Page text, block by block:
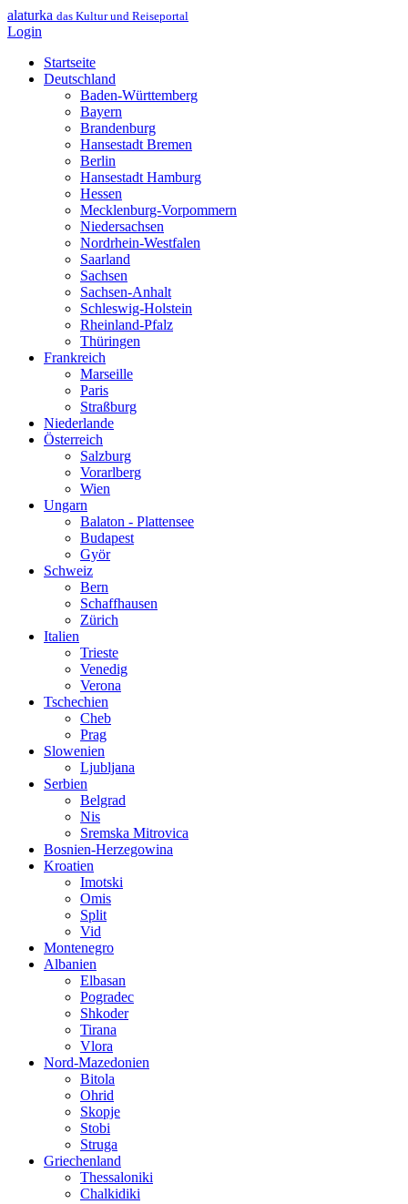
alaturka das Kultur und Reiseportal
Login
Startseite
Deutschland
Baden-Württemberg
Bayern
Brandenburg
Hansestadt Bremen
Berlin
Hansestadt Hamburg
Hessen
Mecklenburg-Vorpommern
Niedersachsen
Nordrhein-Westfalen
Saarland
Sachsen
Sachsen-Anhalt
Schleswig-Holstein
Rheinland-Pfalz
Thüringen
Frankreich
Marseille
Paris
Straßburg
Niederlande
Österreich
Salzburg
Vorarlberg
Wien
Ungarn
Balaton - Plattensee
Budapest
Györ
Schweiz
Bern
Schaffhausen
Zürich
Italien
Trieste
Venedig
Verona
Tschechien
Cheb
Prag
Slowenien
Ljubljana
Serbien
Belgrad
Nis
Sremska Mitrovica
Bosnien-Herzegowina
Kroatien
Imotski
Omis
Split
Vid
Montenegro
Albanien
Elbasan
Pogradec
Shkoder
Tirana
Vlora
Nord-Mazedonien
Bitola
Ohrid
Skopje
Stobi
Struga
Griechenland
Thessaloniki
Chalkidiki